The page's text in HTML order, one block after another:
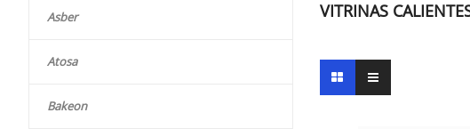
Asber
Atosa
Bakeon
VITRINAS